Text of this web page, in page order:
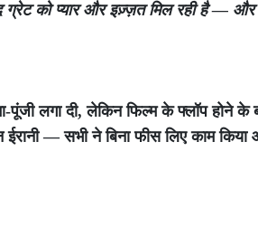
ग्रेट को प्यार और इज़्ज़त मिल रही है — और
पूंजी लगा दी, लेकिन फिल्म के फ्लॉप होने के
— सभी ने बिना फीस लिए काम किया